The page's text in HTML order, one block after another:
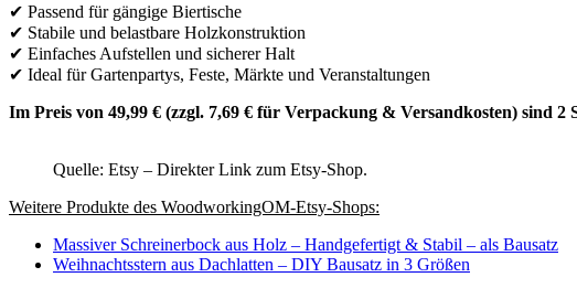
✔ Passend für gängige Biertische
✔ Stabile und belastbare Holzkonstruktion
✔ Einfaches Aufstellen und sicherer Halt
✔ Ideal für Gartenpartys, Feste, Märkte und Veranstaltungen
Im Preis von 49,99 € (zzgl. 7,69 € für Verpackung & Versandkosten) sind 2
Quelle: Etsy – Direkter Link zum Etsy-Shop.
Weitere Produkte des WoodworkingOM-Etsy-Shops:
Massiver Schreinerbock aus Holz – Handgefertigt & Stabil – als Bausatz
Weihnachtsstern aus Dachlatten – DIY Bausatz in 3 Größen